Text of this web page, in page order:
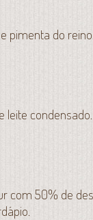
pimenta do
leite condensado.
com 50% de